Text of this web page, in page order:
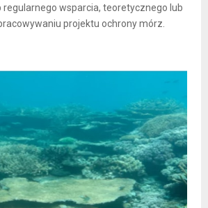
wsparcia, teoretycznego lub
projektu ochrony mórz.